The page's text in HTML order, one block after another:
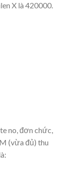
X là 420000.
no, đơn chức,
(vừa đủ) thu